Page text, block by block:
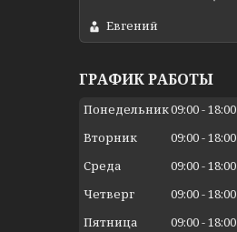
Евгений
ГРАФИК РАБОТЫ
Понедельник09:00 18:00
Вторник
09:00 18:00
Среда
09:00 18:00
Четверг
09:00 18:00
Пятница
09:00 18:00